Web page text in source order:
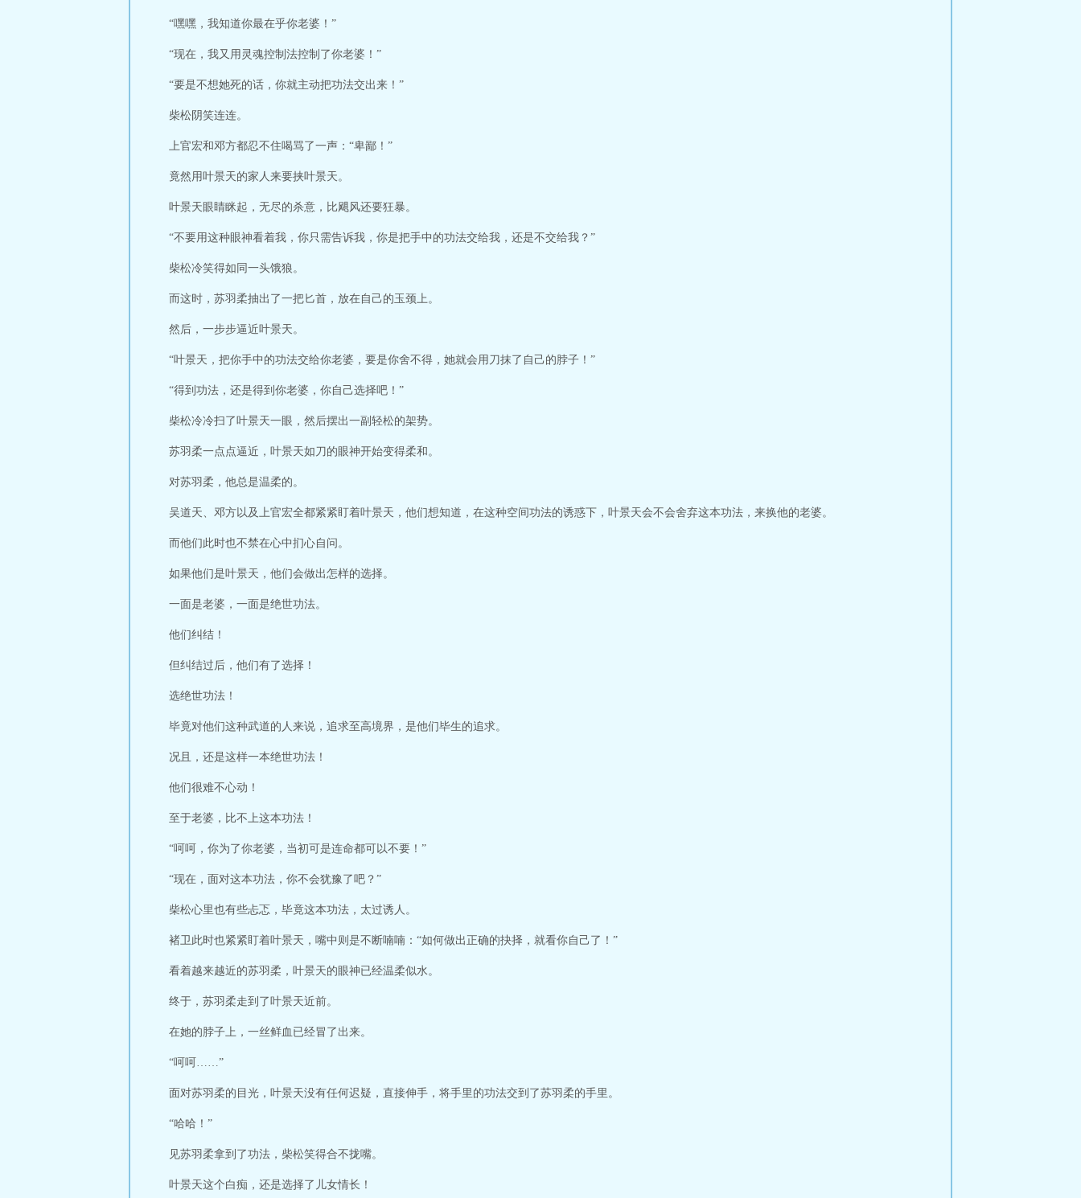
“嘿嘿，我知道你最在乎你老婆！”
“现在，我又用灵魂控制法控制了你老婆！”
“要是不想她死的话，你就主动把功法交出来！”
柴松阴笑连连。
上官宏和邓方都忍不住喝骂了一声：“卑鄙！”
竟然用叶景天的家人来要挟叶景天。
叶景天眼睛眯起，无尽的杀意，比飓风还要狂暴。
“不要用这种眼神看着我，你只需告诉我，你是把手中的功法交给我，还是不交给我？”
柴松冷笑得如同一头饿狼。
而这时，苏羽柔抽出了一把匕首，放在自己的玉颈上。
然后，一步步逼近叶景天。
“叶景天，把你手中的功法交给你老婆，要是你舍不得，她就会用刀抹了自己的脖子！”
“得到功法，还是得到你老婆，你自己选择吧！”
柴松冷冷扫了叶景天一眼，然后摆出一副轻松的架势。
苏羽柔一点点逼近，叶景天如刀的眼神开始变得柔和。
对苏羽柔，他总是温柔的。
吴道天、邓方以及上官宏全都紧紧盯着叶景天，他们想知道，在这种空间功法的诱惑下，叶景天会不会舍弃这本功法，来换他的老婆。
而他们此时也不禁在心中扪心自问。
如果他们是叶景天，他们会做出怎样的选择。
一面是老婆，一面是绝世功法。
他们纠结！
但纠结过后，他们有了选择！
选绝世功法！
毕竟对他们这种武道的人来说，追求至高境界，是他们毕生的追求。
况且，还是这样一本绝世功法！
他们很难不心动！
至于老婆，比不上这本功法！
“呵呵，你为了你老婆，当初可是连命都可以不要！”
“现在，面对这本功法，你不会犹豫了吧？”
柴松心里也有些忐忑，毕竟这本功法，太过诱人。
褚卫此时也紧紧盯着叶景天，嘴中则是不断喃喃：“如何做出正确的抉择，就看你自己了！”
看着越来越近的苏羽柔，叶景天的眼神已经温柔似水。
终于，苏羽柔走到了叶景天近前。
在她的脖子上，一丝鲜血已经冒了出来。
“呵呵……”
面对苏羽柔的目光，叶景天没有任何迟疑，直接伸手，将手里的功法交到了苏羽柔的手里。
“哈哈！”
见苏羽柔拿到了功法，柴松笑得合不拢嘴。
叶景天这个白痴，还是选择了儿女情长！